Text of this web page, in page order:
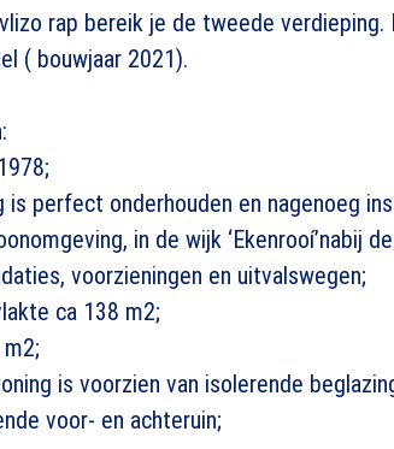
rap bereik je de tweede
( bouwjaar 2021).
is perfect onderhouden en nagenoeg
in de wijk ‘Ekenrooí’nabij
voorzieningen en uitvalswegen;
ca 138 m2;
is voorzien van isolerende
voor- en achteruin;